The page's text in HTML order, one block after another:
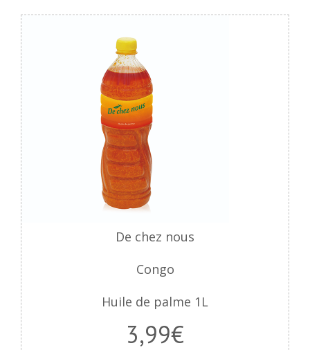
De chez nous
Congo
Huile de palme 1L
3,99€